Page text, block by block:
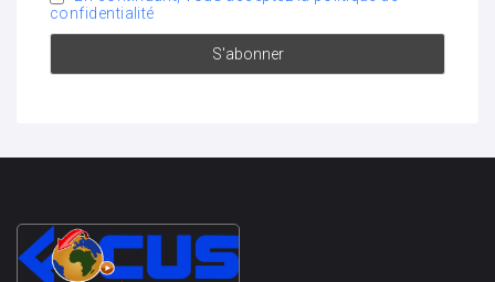
confidentialité